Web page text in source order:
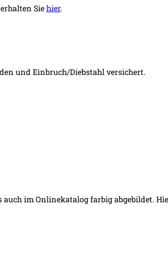
Siehier.
und Einbruch/Diebstahl versichert.
im Onlinekatalog farbig abgebildet.